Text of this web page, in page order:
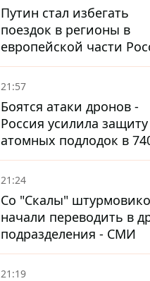
Путин стал избегать
поездок в регионы в
европейской части
куда регулярно
дроны
21:57
Боятся атаки дронов -
Россия усилила защиту
атомных подлодок в
км от Украины
21:24
Со "Скалы"
начали переводить в
подразделения - СМИ
21:19